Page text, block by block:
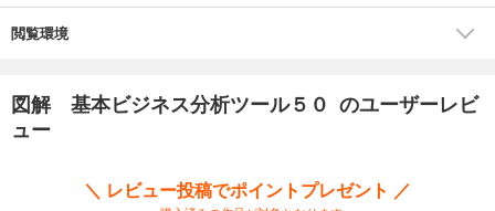
閲覧環境
図解 基本ビジネス分析ツール５０ のユーザーレビ
ュー
＼ レビュー投稿でポイントプレゼント ／